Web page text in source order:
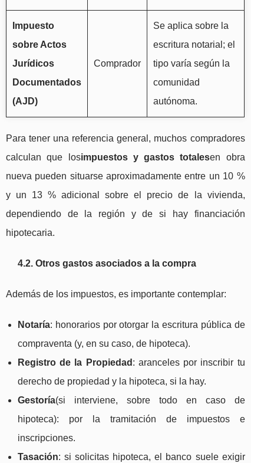
Impuesto
sobre Actos
Jurídicos
Documentados
(AJD)
Comprador
Se aplica sobre la
escritura notarial; el
tipo varía según la
comunidad
autónoma.
Para tener una referencia general, muchos compradores
calculan que losimpuestos y gastos totalesen obra
nueva pueden situarse aproximadamente entre un 10 %
y un 13 % adicional sobre el precio de la vivienda,
dependiendo de la región y de si hay financiación
hipotecaria.
4.2. Otros gastos asociados a la compra
Además de los impuestos, es importante contemplar:
Notaría: honorarios por otorgar la escritura pública de
compraventa (y, en su caso, de hipoteca).
Registro de la Propiedad : aranceles por inscribir tu
derecho de propiedad y la hipoteca, si la hay.
Gestoría(si interviene, sobre todo en caso de
hipoteca): por la tramitación de impuestos e
inscripciones.
Tasación: si solicitas hipoteca, el banco suele exigir